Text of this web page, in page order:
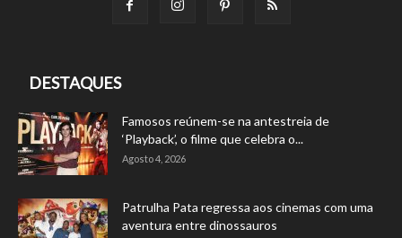
DESTAQUES
Famosos reúnem-se na antestreia de
‘Playback’, o filme que celebra o...
Agosto 4, 2026
Patrulha Pata regressa aos cinemas com uma
aventura entre dinossauros